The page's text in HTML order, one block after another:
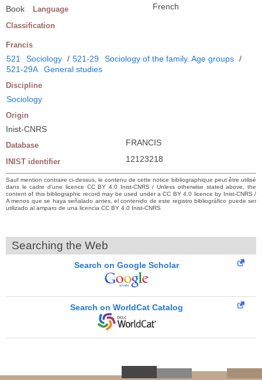
Book Language French
Classification
Francis
521 Sociology / 521-29 Sociology of the family. Age groups /
521-29A
General studies
Discipline
Sociology
Origin
Inist-CNRS
Database FRANCIS
INIST identifier 12123218
Sauf mention contraire ci-dessus, le contenu de cette notice bibliographique peut être utilisé
dans le cadre d’une licence CC BY 4.0 Inist-CNRS / Unless otherwise stated above, the
content of this bibliographic record may be used under a CC BY 4.0 licence by Inist-CNRS /
A menos que se haya señalado antes, el contenido de este registro bibliográfico puede ser
utilizado al amparo de una licencia CC BY 4.0 Inist-CNRS
Searching the Web
Search on Google Scholar
Search on WorldCat Catalog